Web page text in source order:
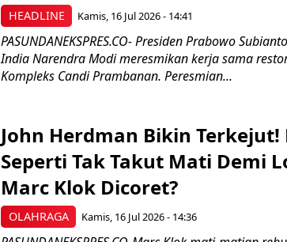
HEADLINE Kamis, 16 Jul 2026 - 14:41
PASUNDANEKSPRES.CO- Presiden Prabowo
India Narendra Modi meresmikan kerja sama
Kompleks Candi Prambanan. Peresmian...
OLAHRAGA
John Herdman Bikin Terkejut!
Seperti Tak Takut Mati Demi
Marc Klok Dicoret?
Kamis, 16 Jul 2026 - 14:36